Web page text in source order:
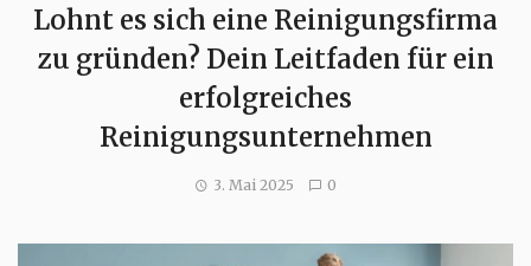
Lohnt es sich eine Reinigungsfirma
zu gründen? Dein Leitfaden für ein
erfolgreiches
Reinigungsunternehmen
3. Mai 2025 0